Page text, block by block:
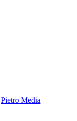
Pietro Media